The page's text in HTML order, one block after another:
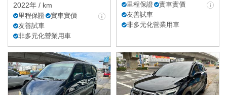
2022年 / km
里程保證
實車實價
友善試車
非多元化營業用車
里程保證
實車實價
友善試車
非多元化營業用車